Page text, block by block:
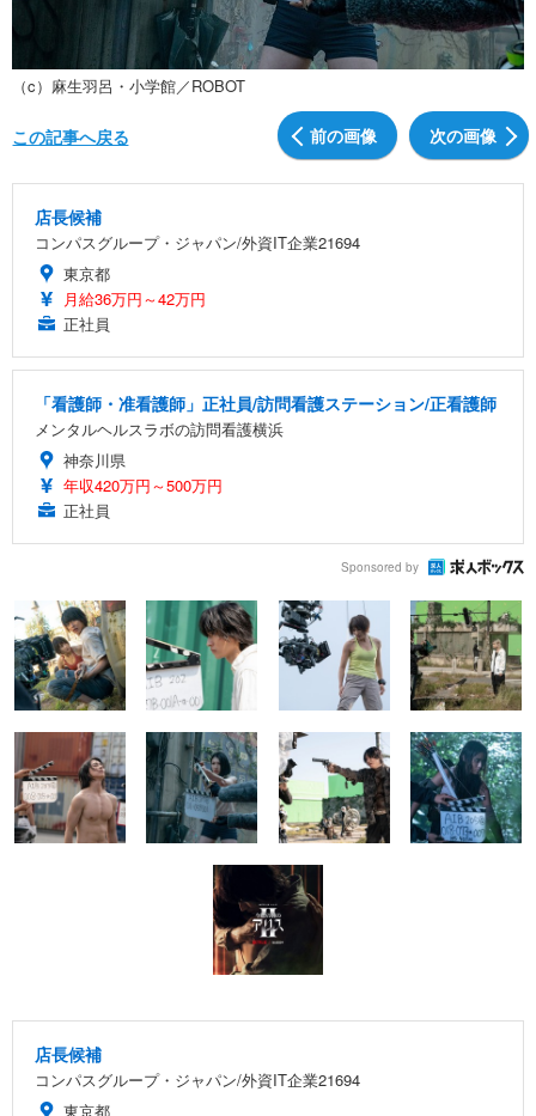
（c）麻生羽呂・小学館／ROBOT
前の画像 次の画像
この記事へ戻る
店長候補
コンパスグループ・ジャパン/外資IT企業21694
東京都
月給36万円～42万円
正社員
「看護師・准看護師」正社員/訪問看護ステーション/正看護師
メンタルヘルスラボの訪問看護横浜
神奈川県
年収420万円～500万円
正社員
Sponsored by
店長候補
コンパスグループ・ジャパン/外資IT企業21694
東京都